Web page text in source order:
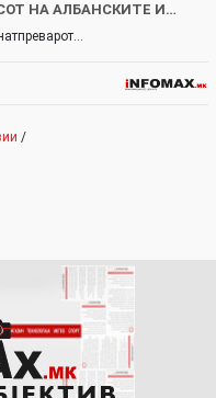
НА АЛБАНСКИТЕ И…
/